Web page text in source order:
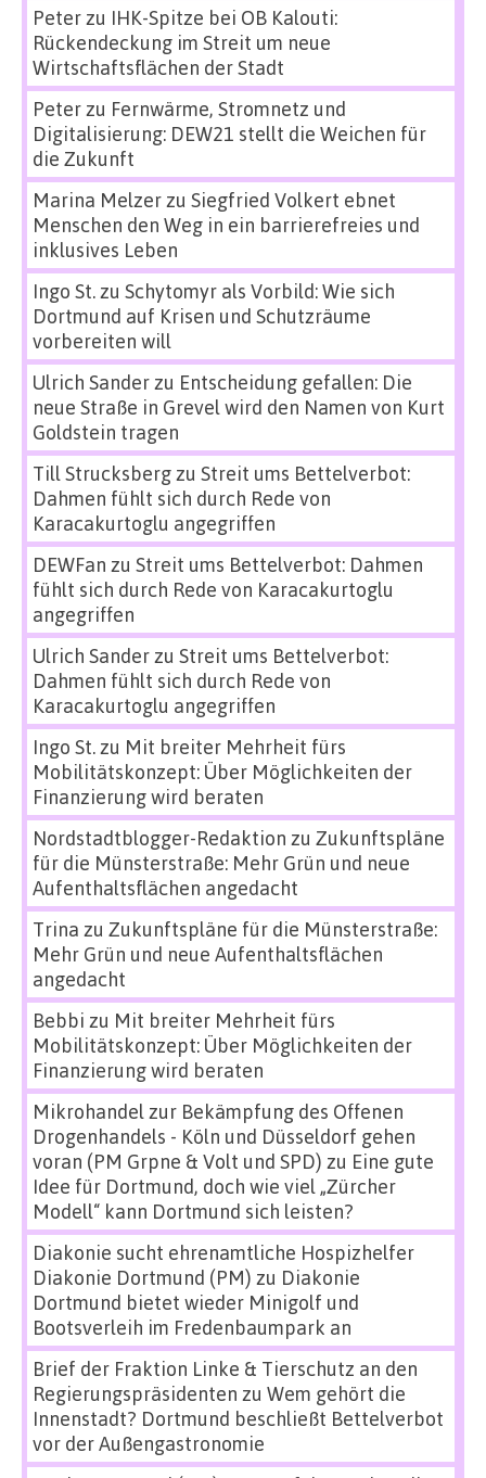
Peterzu IHK-Spitze bei OB Kalouti:
Rückendeckung im Streit um neue
Wirtschaftsflächen der Stadt
Peterzu Fernwärme, Stromnetz und
Digitalisierung: DEW21 stellt die Weichen für
die Zukunft
Marina Melzerzu Siegfried Volkert ebnet
Menschen den Weg in ein barrierefreies und
inklusives Leben
Ingo St.zu Schytomyr als Vorbild: Wie sich
Dortmund auf Krisen und Schutzräume
vorbereiten will
Ulrich Sanderzu Entscheidung gefallen: Die
neue Straße in Grevel wird den Namen von Kurt
Goldstein tragen
Till Strucksbergzu Streit ums Bettelverbot:
Dahmen fühlt sich durch Rede von
Karacakurtoglu angegriffen
DEWFan zu Streit ums Bettelverbot: Dahmen
fühlt sich durch Rede von Karacakurtoglu
angegriffen
Ulrich Sanderzu Streit ums Bettelverbot:
Dahmen fühlt sich durch Rede von
Karacakurtoglu angegriffen
Ingo St.zu Mit breiter Mehrheit fürs
Mobilitätskonzept: Über Möglichkeiten der
Finanzierung wird beraten
Nordstadtblogger-Redaktion zu Zukunftspläne
für die Münsterstraße: Mehr Grün und neue
Aufenthaltsflächen angedacht
Trina zu Zukunftspläne für die Münsterstraße:
Mehr Grün und neue Aufenthaltsflächen
angedacht
Bebbi zu Mit breiter Mehrheit fürs
Mobilitätskonzept: Über Möglichkeiten der
Finanzierung wird beraten
Mikrohandel zur Bekämpfung des Offenen
Drogenhandels - Köln und Düsseldorf gehen
voran (PM Grpne & Volt und SPD) zu Eine gute
Idee für Dortmund, doch wie viel „Zürcher
Modell“ kann Dortmund sich leisten?
Diakonie sucht ehrenamtliche Hospizhelfer
Diakonie Dortmund (PM) zu Diakonie
Dortmund bietet wieder Minigolf und
Bootsverleih im Fredenbaumpark an
Brief der Fraktion Linke & Tierschutz an den
Regierungspräsidenten zu Wem gehört die
Innenstadt? Dortmund beschließt Bettelverbot
vor der Außengastronomie